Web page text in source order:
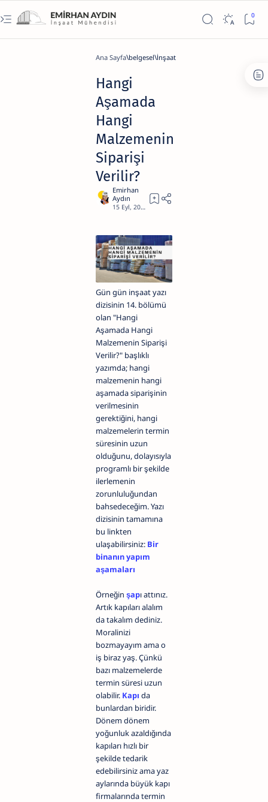
Ana Sayfa belgesel İnşaat
Hangi
Aşamada
Hangi
Malzemenin
Siparişi
Verilir?
Gün gün inşaat yazı
dizisinin 14. bölümü
olan "Hangi
Aşamada Hangi
Malzemenin Siparişi
Verilir?" başlıklı
yazımda; hangi
malzemenin hangi
aşamada siparişinin
verilmesinin
gerektiğini, hangi
malzemelerin termin
süresinin uzun
olduğunu, dolayısıyla
programlı bir şekilde
ilerlemenin
zorunluluğundan
bahsedeceğim.Yazı
dizisinin tamamına
bu linkten
ulaşabilirsiniz: Bir
binanın yapım
aşamaları
Örneğin şapı attınız.
Artık kapıları alalım
da takalım dediniz.
Moralinizi
bozmayayım ama o
iş biraz yaş. Çünkü
bazı malzemelerde
termin süresi uzun
olabilir. Kapı da
bunlardan biridir.
Dönem dönem
yoğunluk azaldığında
kapıları hızlı bir
şekilde tedarik
edebilirsiniz ama yaz
aylarında büyük kapı
firmalarında termin